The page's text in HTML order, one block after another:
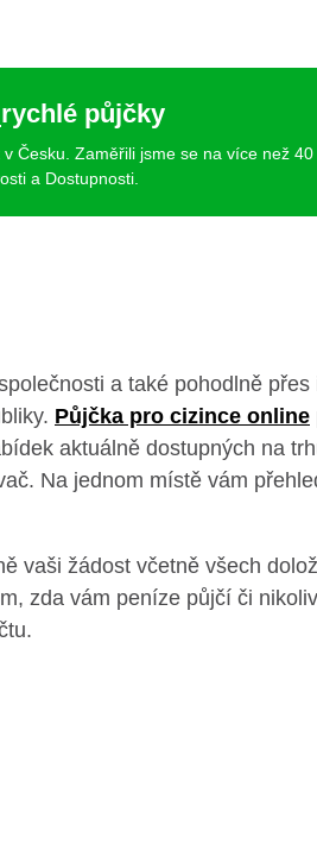
rychlé půjčky
Česku. Zaměřili jsme se na více než 40
a Dostupnosti.
a také pohodlně
Půjčka pro cizince online
aktuálně dostupných na
Na jednom místě vám
vaši žádost včetně všech
zda vám peníze půjčí či